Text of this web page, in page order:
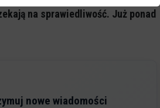
na sprawiedliwość. Już ponad
nowe wiadomości